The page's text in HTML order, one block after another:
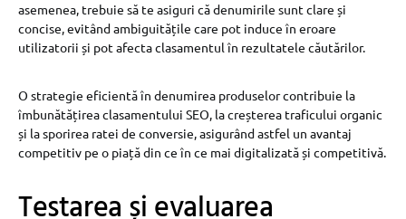
asemenea, trebuie să te asiguri că denumirile sunt clare și
concise, evitând ambiguitățile care pot induce în eroare
utilizatorii și pot afecta clasamentul în rezultatele căutărilor.
O strategie eficientă în denumirea produselor contribuie la
îmbunătățirea clasamentului SEO, la creșterea traficului organic
și la sporirea ratei de conversie, asigurând astfel un avantaj
competitiv pe o piață din ce în ce mai digitalizată și competitivă.
Testarea și evaluarea